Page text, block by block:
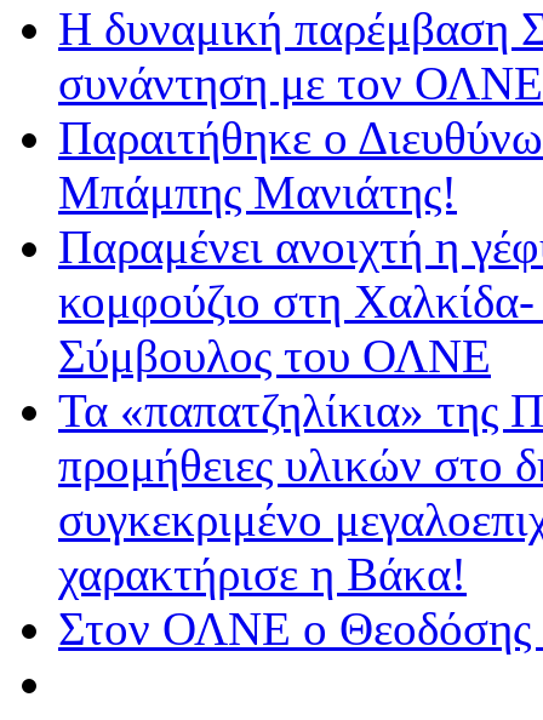
Η δυναμική παρέμβαση
συνάντηση με τον ΟΛΝΕ
Παραιτήθηκε ο
Μπάμπης Μανιάτης!
Παραμένει ανοιχτή η
κομφούζιο στη
Σύμβουλος του ΟΛΝΕ
Τα «παπατζηλίκια» της
προμήθειες υλικών στο
συγκεκριμένο
χαρακτήρισε η Βάκα!
Στον ΟΛΝΕ ο Θεοδόσης